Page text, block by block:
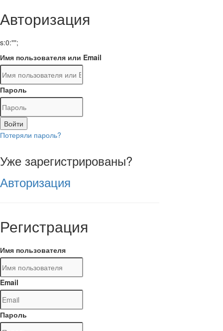
Авторизация
s:0:"";
Имя пользователя или Email
Пароль
Войти
Потеряли пароль?
Уже зарегистрированы?
Авторизация
Регистрация
Имя пользователя
Email
Пароль